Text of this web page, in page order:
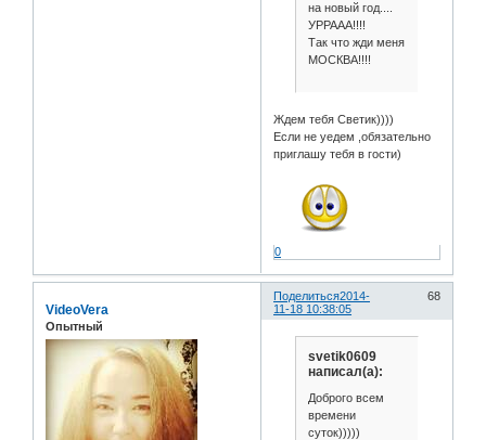
на новый год....
УРРААА!!!!
Так что жди меня
МОСКВА!!!!
Ждем тебя Светик))))
Если не уедем ,обязательно
приглашу тебя в гости)
0
Поделиться 68
2014-
11-18 10:38:05
VideoVera
Опытный
svetik0609
написал(а):
Доброго всем
времени
суток)))))